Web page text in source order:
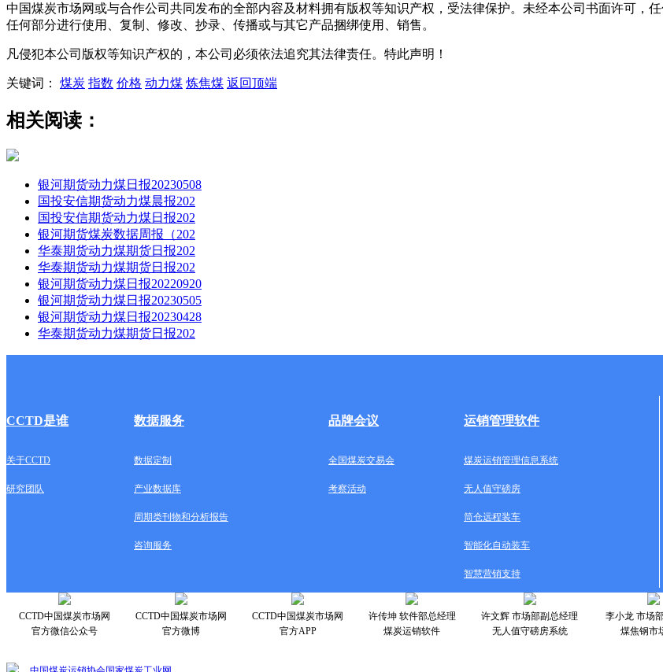
中国煤炭市场网或与合作公司共同发布的全部内容及材料拥有版权等知识产权，受法律保护。未经本公司书面许可，
任何部分进行使用、复制、修改、抄录、传播或与其它产品捆绑使用、销售。
凡侵犯本公司版权等知识产权的，本公司必须依法追究其法律责任。特此声明！
关键词： 煤炭 指数 价格 动力煤 炼焦煤 返回顶端
相关阅读：
银河期货动力煤日报20230508
国投安信期货动力煤晨报202
国投安信期货动力煤日报202
银河期货煤炭数据周报（202
华泰期货动力煤期货日报202
华泰期货动力煤期货日报202
银河期货动力煤日报20220920
银河期货动力煤日报20230505
银河期货动力煤日报20230428
华泰期货动力煤期货日报202
CCTD是谁 数据服务 品牌会议 运销管理软件
关于CCTD 数据定制 全国煤炭交易会 煤炭运销管理信息系统
研究团队 产业数据库 考察活动 无人值守磅房
周期类刊物和分析报告 筒仓远程装车
咨询服务 智能化自动装车
智慧营销支持
CCTD中国煤炭市场网
官方微信公众号
CCTD中国煤炭市场网
官方微博
CCTD中国煤炭市场网
官方APP
许传坤 软件部总经理
煤炭运销软件
许文辉 市场部副总经理
无人值守磅房系统
李小龙 市场
煤焦钢市